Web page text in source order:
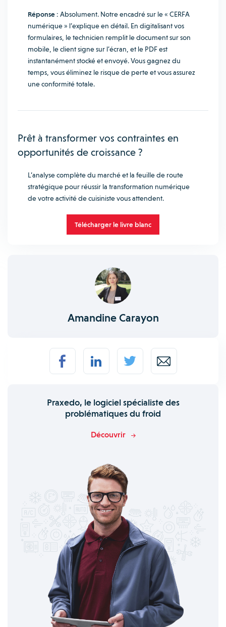
Réponse : Absolument. Notre encadré sur le « CERFA
numérique » l’explique en détail. En digitalisant vos
formulaires, le technicien remplit le document sur son
mobile, le client signe sur l’écran, et le PDF est
instantanément stocké et envoyé. Vous gagnez du
temps, vous éliminez le risque de perte et vous assurez
une conformité totale.
Prêt à transformer vos contraintes en
opportunités de croissance ?
L’analyse complète du marché et la feuille de route
stratégique pour réussir la transformation numérique
de votre activité de cuisiniste vous attendent.
Télécharger le livre blanc
Amandine Carayon
Praxedo, le logiciel spécialiste des
problématiques du froid
Découvrir